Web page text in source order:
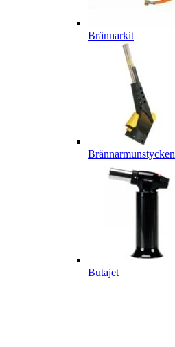
Brännarkit
Brännarmunstycken
Butajet